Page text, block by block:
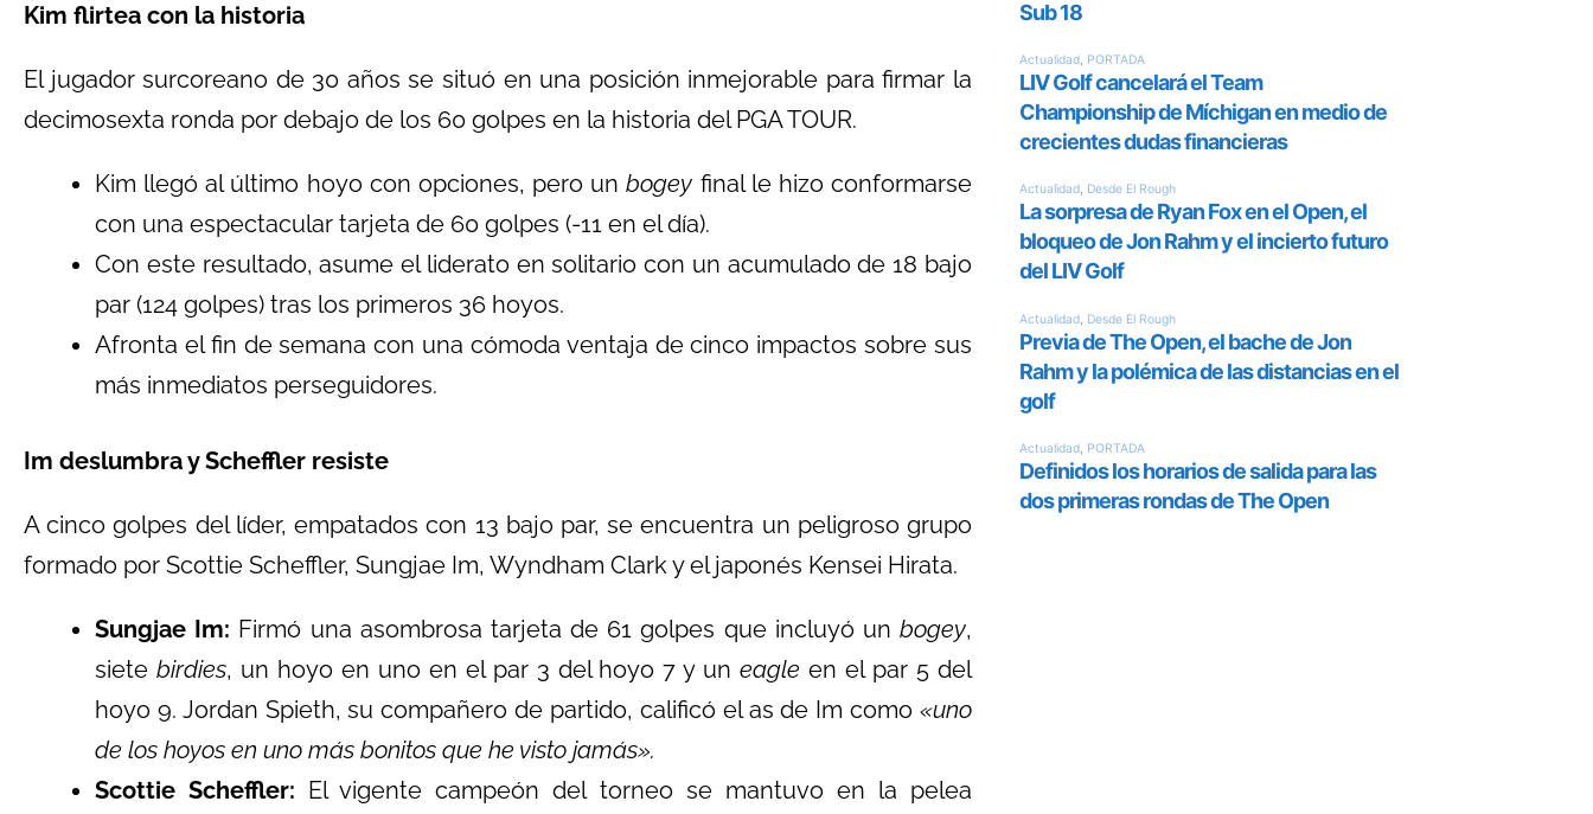
Kim flirtea con la historia
El jugador surcoreano de 30 años se situó en una posición inmejorable para firmar la
decimosexta ronda por debajo de los 60 golpes en la historia del PGA TOUR.
Kim llegó al último hoyo con opciones, pero unbogey final le hizo conformarse
con una espectacular tarjeta de 60 golpes (-11 en el día).
Con este resultado, asume el liderato en solitario con un acumulado de 18 bajo
par (124 golpes) tras los primeros 36 hoyos.
Afronta el fin de semana con una cómoda ventaja de cinco impactos sobre sus
más inmediatos perseguidores.
Im deslumbra y Scheffler resiste
A cinco golpes del líder, empatados con 13 bajo par, se encuentra un peligroso grupo
formado por Scottie Scheffler, Sungjae Im, Wyndham Clark y el japonés Kensei Hirata.
Sungjae Im: Firmó una asombrosa tarjeta de 61 golpes que incluyó unbogey,
siete birdies, un hoyo en uno en el par 3 del hoyo 7 y uneagle en el par 5 del
hoyo 9. Jordan Spieth, su compañero de partido, calificó el as de Im como «uno
de los hoyos en uno más bonitos que he visto jamás».
Scottie Scheffler: El vigente campeón del torneo se mantuvo en la pelea